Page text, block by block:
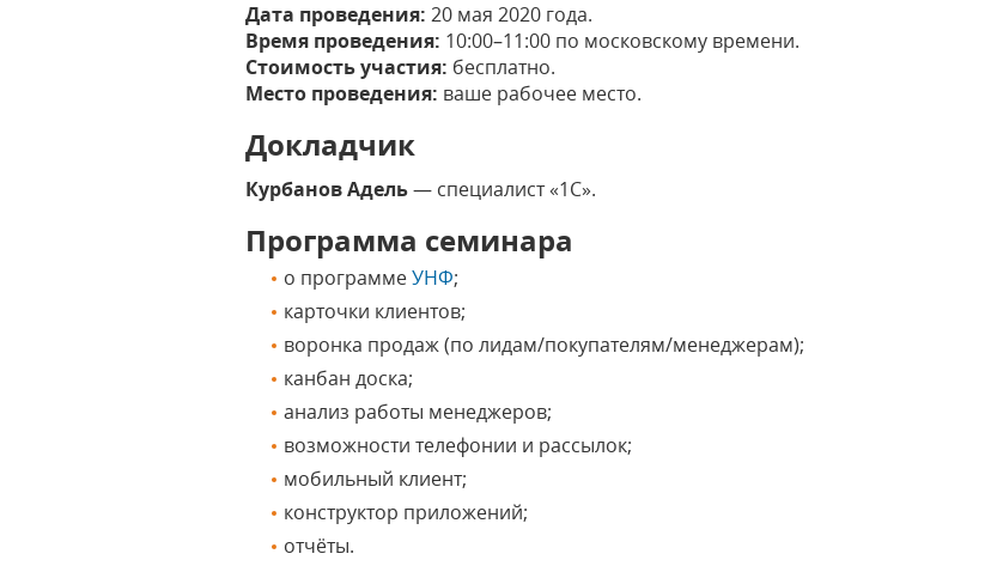
Дата проведения: 20 мая 2020 года.
Время проведения: 10:00–‌11:00 по московскому времени.
Стоимость участия: бесплатно.
Место проведения: ваше рабочее место.
Докладчик
Курбанов Адель— специалист «1С».
Программа семинара
о программеУНФ;
карточки клиентов;
воронка продаж (по лидам/покупателям/менеджерам);
канбан доска;
анализ работы менеджеров;
возможности телефонии и рассылок;
мобильный клиент;
конструктор приложений;
отчёты.